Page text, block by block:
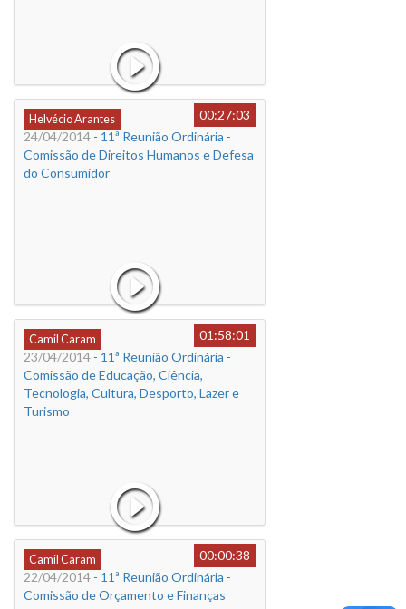
Helvécio Arantes
00:27:03
24/04/2014 - 11ª Reunião Ordinária -
Comissão de Direitos Humanos e Defesa
do Consumidor
Camil Caram
01:58:01
23/04/2014 - 11ª Reunião Ordinária -
Comissão de Educação, Ciência,
Tecnologia, Cultura, Desporto, Lazer e
Turismo
Camil Caram
00:00:38
22/04/2014 - 11ª Reunião Ordinária -
Comissão de Orçamento e Finanças